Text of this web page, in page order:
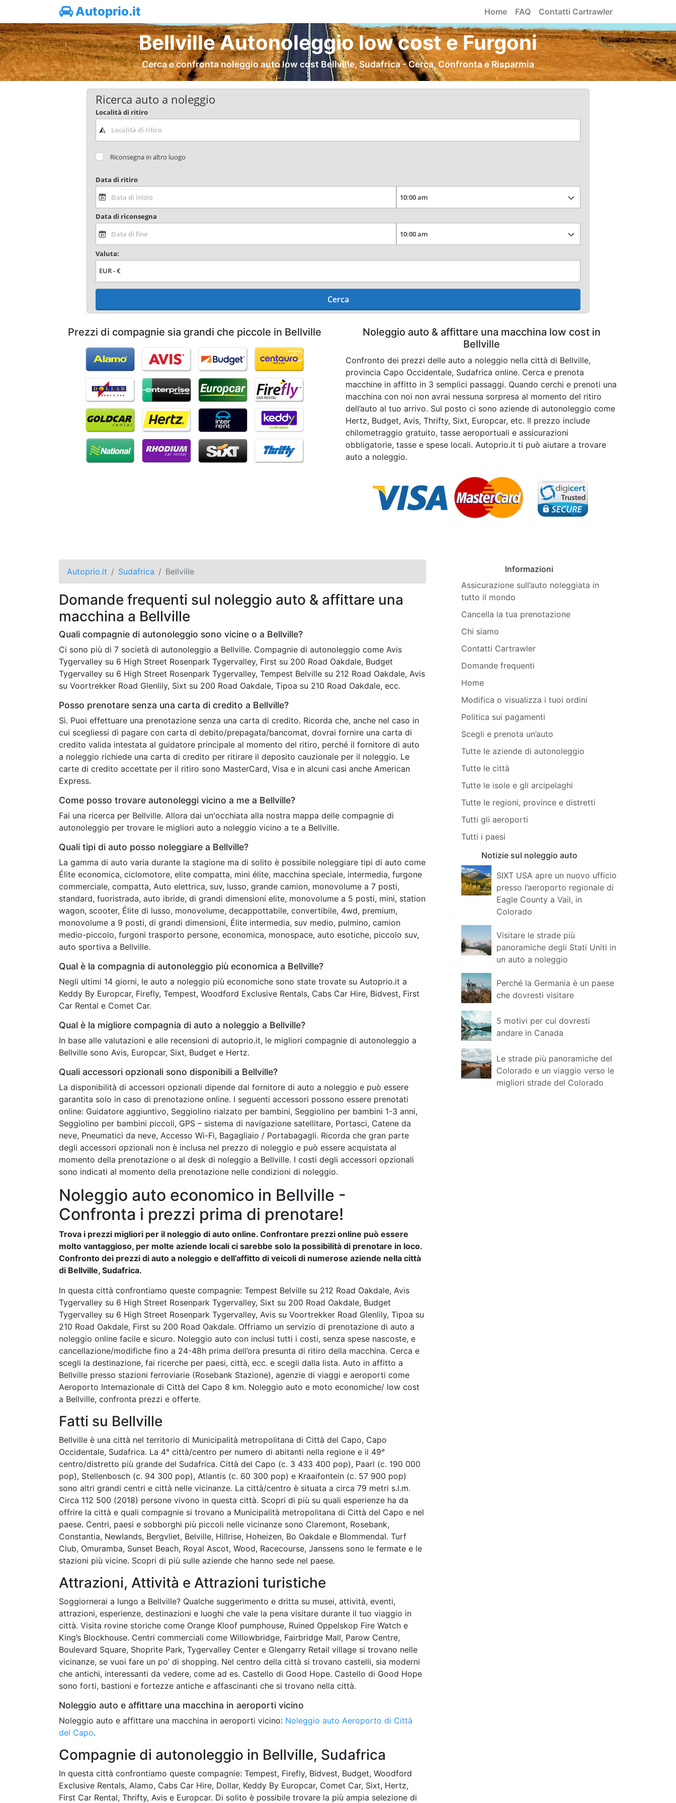
Autoprio.it Home FAQ Contatti Cartrawler
Bellville Autonoleggio low cost e Furgoni
Cerca e confronta noleggio auto low cost Bellville, Sudafrica - Cerca, Confronta e Risparmia
Ricerca auto a noleggio
Località di ritiro
Riconsegna in altro luogo
Data di ritiro
Data di riconsegna
Valuta:
Cerca
Prezzi di compagnie sia grandi che piccole in Bellville
Noleggio auto & affittare una macchina low cost in
Bellville
Confronto dei prezzi delle auto a noleggio nella città di Bellville,
provincia Capo Occidentale, Sudafrica online. Cerca e prenota
macchine in affitto in 3 semplici passaggi. Quando cerchi e prenoti una
macchina con noi non avrai nessuna sorpresa al momento del ritiro
dell’auto al tuo arrivo. Sul posto ci sono aziende di autonoleggio come
Hertz, Budget, Avis, Thrifty, Sixt, Europcar, etc. Il prezzo include
chilometraggio gratuito, tasse aeroportuali e assicurazioni
obbligatorie, tasse e spese locali. Autoprio.it ti può aiutare a trovare
auto a noleggio.
Autoprio.it Sudafrica Bellville
Domande frequenti sul noleggio auto & affittare una
macchina a Bellville
Quali compagnie di autonoleggio sono vicine o a Bellville?
Ci sono più di 7 società di autonoleggio a Bellville. Compagnie di autonoleggio come Avis
Tygervalley su 6 High Street Rosenpark Tygervalley, First su 200 Road Oakdale, Budget
Tygervalley su 6 High Street Rosenpark Tygervalley, Tempest Belville su 212 Road Oakdale, Avis
su Voortrekker Road Glenlily, Sixt su 200 Road Oakdale, Tipoa su 210 Road Oakdale, ecc.
Posso prenotare senza una carta di credito a Bellville?
Sì. Puoi effettuare una prenotazione senza una carta di credito. Ricorda che, anche nel caso in
cui scegliessi di pagare con carta di debito/prepagata/bancomat, dovrai fornire una carta di
credito valida intestata al guidatore principale al momento del ritiro, perché il fornitore di auto
a noleggio richiede una carta di credito per ritirare il deposito cauzionale per il noleggio. Le
carte di credito accettate per il ritiro sono MasterCard, Visa e in alcuni casi anche American
Express.
Come posso trovare autonoleggi vicino a me a Bellville?
Fai una ricerca per Bellville. Allora dai un'occhiata alla nostra mappa delle compagnie di
autonoleggio per trovare le migliori auto a noleggio vicino a te a Bellville.
Quali tipi di auto posso noleggiare a Bellville?
La gamma di auto varia durante la stagione ma di solito è possibile noleggiare tipi di auto come
Élite economica, ciclomotore, elite compatta, mini élite, macchina speciale, intermedia, furgone
commerciale, compatta, Auto elettrica, suv, lusso, grande camion, monovolume a 7 posti,
standard, fuoristrada, auto ibride, di grandi dimensioni elite, monovolume a 5 posti, mini, station
wagon, scooter, Élite di lusso, monovolume, decappottabile, convertibile, 4wd, premium,
monovolume a 9 posti, di grandi dimensioni, Élite intermedia, suv medio, pulmino, camion
medio-piccolo, furgoni trasporto persone, economica, monospace, auto esotiche, piccolo suv,
auto sportiva a Bellville.
Qual è la compagnia di autonoleggio più economica a Bellville?
Negli ultimi 14 giorni, le auto a noleggio più economiche sono state trovate su Autoprio.it a
Keddy By Europcar, Firefly, Tempest, Woodford Exclusive Rentals, Cabs Car Hire, Bidvest, First
Car Rental e Comet Car.
Qual è la migliore compagnia di auto a noleggio a Bellville?
In base alle valutazioni e alle recensioni di autoprio.it, le migliori compagnie di autonoleggio a
Bellville sono Avis, Europcar, Sixt, Budget e Hertz.
Quali accessori opzionali sono disponibili a Bellville?
La disponibilità di accessori opzionali dipende dal fornitore di auto a noleggio e può essere
garantita solo in caso di prenotazione online. I seguenti accessori possono essere prenotati
online: Guidatore aggiuntivo, Seggiolino rialzato per bambini, Seggiolino per bambini 1-3 anni,
Seggiolino per bambini piccoli, GPS – sistema di navigazione satellitare, Portasci, Catene da
neve, Pneumatici da neve, Accesso Wi-Fi, Bagagliaio / Portabagagli. Ricorda che gran parte
degli accessori opzionali non è inclusa nel prezzo di noleggio e può essere acquistata al
momento della prenotazione o al desk di noleggio a Bellville. I costi degli accessori opzionali
sono indicati al momento della prenotazione nelle condizioni di noleggio.
Noleggio auto economico in Bellville -
Confronta i prezzi prima di prenotare!
Trova i prezzi migliori per il noleggio di auto online. Confrontare prezzi online può essere
molto vantaggioso, per molte aziende locali ci sarebbe solo la possibilità di prenotare in loco.
Confronto dei prezzi di auto a noleggio e dell’affitto di veicoli di numerose aziende nella città
di Bellville, Sudafrica.
In questa città confrontiamo queste compagnie: Tempest Belville su 212 Road Oakdale, Avis
Tygervalley su 6 High Street Rosenpark Tygervalley, Sixt su 200 Road Oakdale, Budget
Tygervalley su 6 High Street Rosenpark Tygervalley, Avis su Voortrekker Road Glenlily, Tipoa su
210 Road Oakdale, First su 200 Road Oakdale. Offriamo un servizio di prenotazione di auto a
noleggio online facile e sicuro. Noleggio auto con inclusi tutti i costi, senza spese nascoste, e
cancellazione/modifiche fino a 24-48h prima dell’ora presunta di ritiro della macchina. Cerca e
scegli la destinazione, fai ricerche per paesi, città, ecc. e scegli dalla lista. Auto in affitto a
Bellville presso stazioni ferroviarie (Rosebank Stazione), agenzie di viaggi e aeroporti come
Aeroporto Internazionale di Città del Capo 8 km. Noleggio auto e moto economiche/ low cost
a Bellville, confronta prezzi e offerte.
Fatti su Bellville
Bellville è una città nel territorio di Municipalità metropolitana di Città del Capo, Capo
Occidentale, Sudafrica. La 4° città/centro per numero di abitanti nella regione e il 49°
centro/distretto più grande del Sudafrica. Città del Capo (c. 3 433 400 pop), Paarl (c. 190 000
pop), Stellenbosch (c. 94 300 pop), Atlantis (c. 60 300 pop) e Kraaifontein (c. 57 900 pop)
sono altri grandi centri e città nelle vicinanze. La città/centro è situata a circa 79 metri s.l.m.
Circa 112 500 (2018) persone vivono in questa città. Scopri di più su quali esperienze ha da
offrire la città e quali compagnie si trovano a Municipalità metropolitana di Città del Capo e nel
paese. Centri, paesi e sobborghi più piccoli nelle vicinanze sono Claremont, Rosebank,
Constantia, Newlands, Bergvliet, Belville, Hillrise, Hoheizen, Bo Oakdale e Blommendal. Turf
Club, Omuramba, Sunset Beach, Royal Ascot, Wood, Racecourse, Janssens sono le fermate e le
stazioni più vicine. Scopri di più sulle aziende che hanno sede nel paese.
Attrazioni, Attività e Attrazioni turistiche
Soggiornerai a lungo a Bellville? Qualche suggerimento e dritta su musei, attività, eventi,
attrazioni, esperienze, destinazioni e luoghi che vale la pena visitare durante il tuo viaggio in
città. Visita rovine storiche come Orange Kloof pumphouse, Ruined Oppelskop Fire Watch e
King’s Blockhouse. Centri commerciali come Willowbridge, Fairbridge Mall, Parow Centre,
Boulevard Square, Shoprite Park, Tygervalley Center e Glengarry Retail village si trovano nelle
vicinanze, se vuoi fare un po’ di shopping. Nel centro della città si trovano castelli, sia moderni
che antichi, interessanti da vedere, come ad es. Castello di Good Hope. Castello di Good Hope
sono forti, bastioni e fortezze antiche e affascinanti che si trovano nella città.
Noleggio auto e affittare una macchina in aeroporti vicino
Noleggio auto e affittare una macchina in aeroporti vicino: Noleggio auto Aeroporto di Città
del Capo.
Compagnie di autonoleggio in Bellville, Sudafrica
In questa città confrontiamo queste compagnie: Tempest, Firefly, Bidvest, Budget, Woodford
Exclusive Rentals, Alamo, Cabs Car Hire, Dollar, Keddy By Europcar, Comet Car, Sixt, Hertz,
First Car Rental, Thrifty, Avis e Europcar. Di solito è possibile trovare la più ampia selezione di
Informazioni
Assicurazione sull’auto noleggiata in
tutto il mondo
Cancella la tua prenotazione
Chi siamo
Contatti Cartrawler
Domande frequenti
Home
Modifica o visualizza i tuoi ordini
Politica sui pagamenti
Scegli e prenota un’auto
Tutte le aziende di autonoleggio
Tutte le città
Tutte le isole e gli arcipelaghi
Tutte le regioni, province e distretti
Tutti gli aeroporti
Tutti i paesi
Notizie sul noleggio auto
SIXT USA apre un nuovo ufficio
presso l’aeroporto regionale di
Eagle County a Vail, in
Colorado
Visitare le strade più
panoramiche degli Stati Uniti in
un auto a noleggio
Perché la Germania è un paese
che dovresti visitare
5 motivi per cui dovresti
andare in Canada
Le strade più panoramiche del
Colorado e un viaggio verso le
migliori strade del Colorado